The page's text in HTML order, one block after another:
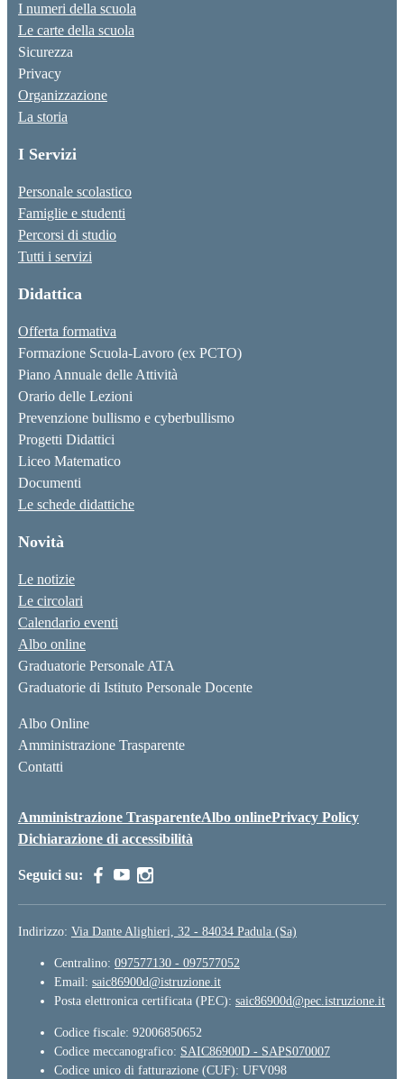
I numeri della scuola
Le carte della scuola
Sicurezza
Privacy
Organizzazione
La storia
I Servizi
Personale scolastico
Famiglie e studenti
Percorsi di studio
Tutti i servizi
Didattica
Offerta formativa
Formazione Scuola-Lavoro (ex PCTO)
Piano Annuale delle Attività
Orario delle Lezioni
Prevenzione bullismo e cyberbullismo
Progetti Didattici
Liceo Matematico
Documenti
Le schede didattiche
Novità
Le notizie
Le circolari
Calendario eventi
Albo online
Graduatorie Personale ATA
Graduatorie di Istituto Personale Docente
Albo Online
Amministrazione Trasparente
Contatti
Amministrazione TrasparenteAlbo onlinePrivacy Policy
Dichiarazione di accessibilità
Seguici su:
Indirizzo: Via Dante Alighieri, 32 - 84034 Padula (Sa)
Centralino: 097577130 - 097577052
Email: saic86900d@istruzione.it
Posta elettronica certificata (PEC): saic86900d@pec.istruzione.it
Codice fiscale: 92006850652
Codice meccanografico: SAIC86900D - SAPS070007
Codice unico di fatturazione (CUF): UFV098